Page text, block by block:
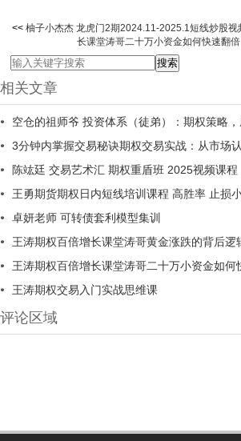
<< 柚子小杰杰 龙虎门2期2024.11-2025.1短线炒股视
长课堂涛哥二十万小资金如何快速翻
相关文章
空仓的祖师爷 投资体系（徒弟）：期权策略
3分钟内掌握交易秘诀期权交易实战：从市场认知到策
陈竑廷 交易艺术汇 期权重盾班 2025视频课程
王勇期货期权日内短线培训课程 高胜率 止损
卓妍老师 可转债套利模型集训
王涛期权百倍增长课堂涛哥黄金涨跌的背后逻辑和下手
王涛期权百倍增长课堂涛哥二十万小资金如何快速
王涛期权交易入门实战思维课
评论区域